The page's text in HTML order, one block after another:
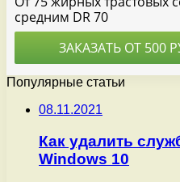
Популярные статьи
08.11.2021
Как удалить
Windows 10